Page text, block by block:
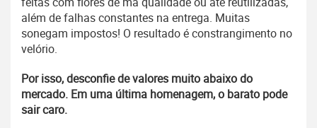
além de falhas constantes na entrega. Muitas
sonegam impostos! O resultado é constrangimento no
velório.
Por isso, desconfie de valores muito abaixo do
mercado. Em uma última homenagem, o barato pode
sair caro.